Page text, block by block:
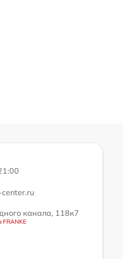
канала, 118к7
FRANKE